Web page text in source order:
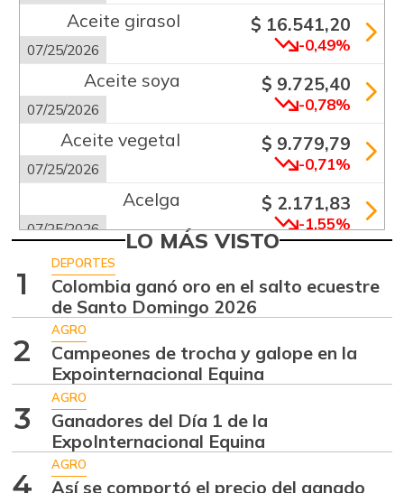
Aceite girasol
07/25/2026
$ 16.541,20
-0,49%
Aceite soya
07/25/2026
$ 9.725,40
-0,78%
Aceite vegetal
07/25/2026
$ 9.779,79
-0,71%
Acelga
07/25/2026
$ 2.171,83
-1,55%
Aguacate común
07/25/2026 +6,24%
Aguacate hass
07/25/2026
$ 7.289,10
-2,98%
Aguacate
07/25/2026
$ 8.366,30
Ahuyama
07/25/2026 -0,51%
LO MÁS VISTO
1
DEPORTES
Colombia ganó oro en el salto ecuestre
de Santo Domingo 2026
2
AGRO
Campeones de trocha y galope en la
Expointernacional Equina
3
AGRO
Ganadores del Día 1 de la
ExpoInternacional Equina
4
AGRO
Así se comportó el precio del ganado